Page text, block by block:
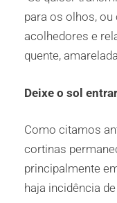
para os olhos,
acolhedores e
quente,
Deixe o sol entrar
Como citamos
cortinas
principalmente
haja incidência